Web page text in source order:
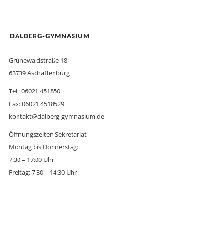
DALBERG-GYMNASIUM
Grünewaldstraße 18
63739 Aschaffenburg
Tel.: 06021 451850
Fax: 06021 4518529
kontakt@dalberg-gymnasium.de
Öffnungszeiten Sekretariat
Montag bis Donnerstag:
7:30 – 17:00 Uhr
Freitag: 7:30 – 14:30 Uhr